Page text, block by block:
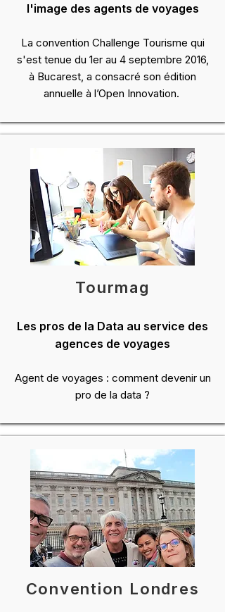
l'image des agents de voyages
La convention Challenge Tourisme qui
s'est tenue du 1er au 4 septembre 2016,
à Bucarest, a consacré son édition
annuelle à l’Open Innovation.
Tourmag
Les pros de la Data au service des
agences de voyages
Agent de voyages : comment devenir un
pro de la data ?
Convention Londres